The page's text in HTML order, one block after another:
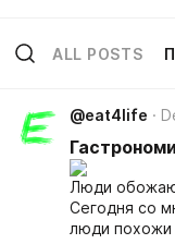
ALL POSTS
@eat4life
Люди
Сегодня со
люди похожи